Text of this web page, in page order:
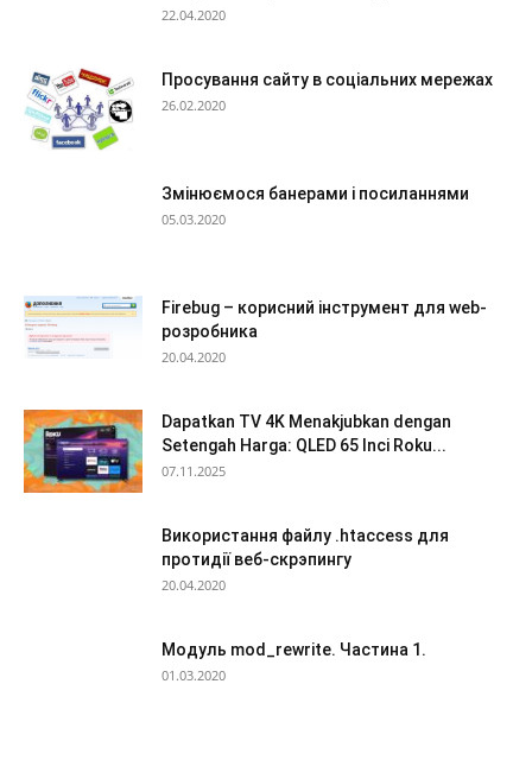
22.04.2020
Просування сайту в соціальних мережах
26.02.2020
Змінюємося банерами і посиланнями
05.03.2020
Firebug – корисний інструмент для web-
розробника
20.04.2020
Dapatkan TV 4K Menakjubkan dengan
Setengah Harga: QLED 65 Inci Roku...
07.11.2025
Використання файлу .htaccess для
протидії веб-скрэпингу
20.04.2020
Модуль mod_rewrite. Частина 1.
01.03.2020